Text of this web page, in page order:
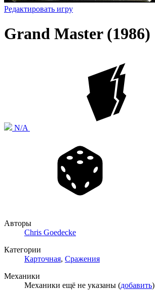
Редактировать игру
Grand Master (1986)
N/A
Авторы
Chris Goedecke
Категории
Карточная, Сражения
Механики
Механики ещё не указаны (добавить)